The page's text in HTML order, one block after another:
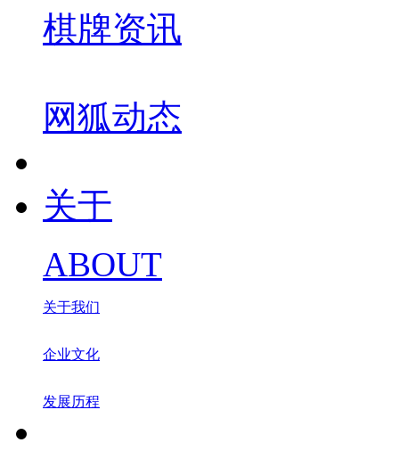
棋牌资讯
网狐动态
关于
ABOUT
关于我们
企业文化
发展历程